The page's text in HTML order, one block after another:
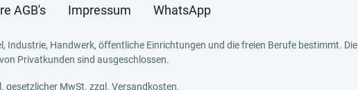
AGB's Impressum WhatsApp
Industrie, Handwerk, öffentliche Einrichtungen und die freien Berufe bestimmt. Die
Privatkunden sind ausgeschlossen.
gesetzlicher MwSt. zzgl. Versandkosten.